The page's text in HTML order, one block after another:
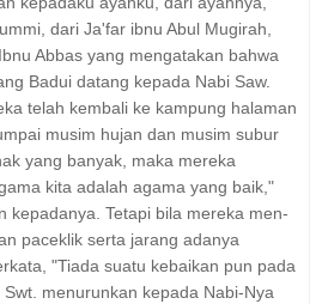
dari Ja'far ibnu Abul Mugirah,
Abbas yang mengatakan bahwa
Badui datang kepada Nabi Saw.
telah kembali ke kampung halaman
musim hujan dan musim subur
yang banyak, maka mereka
kita adalah agama yang baik,"
kepadanya. Tetapi bila mereka men­
paceklik serta jarang adanya
"Tiada suatu kebaikan pun pada
menurunkan kepada Nabi-Nya